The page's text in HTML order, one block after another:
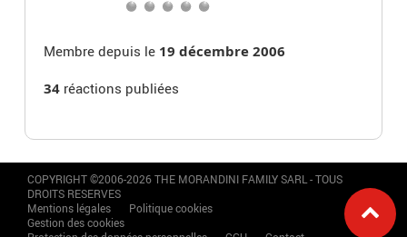
Membre depuis le 19 décembre 2006
34 réactions publiées
COPYRIGHT ©2006-2026 THE MORANDINI FAMILY SARL - TOUS
DROITS RESERVES
Mentions légales
Politique cookies
Gestion des cookies